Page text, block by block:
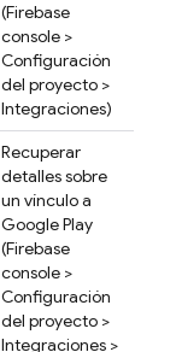
(Firebase
console >
Configuración
del proyecto >
Integraciones)
Recuperar
detalles sobre
un vínculo a
Google Play
(Firebase
console >
Configuración
del proyecto >
Integraciones >